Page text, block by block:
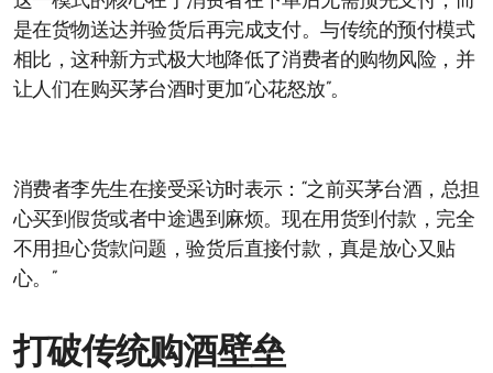
是在货物送达并验货后再完成支付。与传统的预付模式
相比，这种新方式极大地降低了消费者的购物风险，并
让人们在购买茅台酒时更加“心花怒放”。
消费者李先生在接受采访时表示：“之前买茅台酒，总担
心买到假货或者中途遇到麻烦。现在用货到付款，完全
不用担心货款问题，验货后直接付款，真是放心又贴
心。”
打破传统购酒壁垒